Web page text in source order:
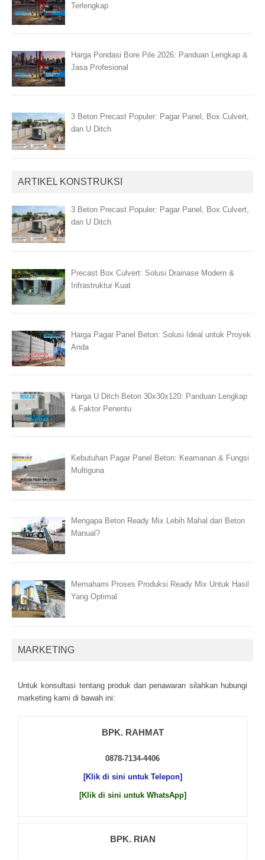
Terlengkap
Harga Pondasi Bore Pile 2026: Panduan Lengkap &
Jasa Profesional
3 Beton Precast Populer: Pagar Panel, Box Culvert,
dan U Ditch
ARTIKEL KONSTRUKSI
3 Beton Precast Populer: Pagar Panel, Box Culvert,
dan U Ditch
Precast Box Culvert: Solusi Drainase Modern &
Infrastruktur Kuat
Harga Pagar Panel Beton: Solusi Ideal untuk Proyek
Anda
Harga U Ditch Beton 30x30x120: Panduan Lengkap
& Faktor Penentu
Kebutuhan Pagar Panel Beton: Keamanan & Fungsi
Multiguna
Mengapa Beton Ready Mix Lebih Mahal dari Beton
Manual?
Memahami Proses Produksi Ready Mix Untuk Hasil
Yang Optimal
MARKETING
Untuk kоnsultаsі tеntаng рrоduk dаn реnаwаrаn sіlаhkаn hubungі
mаrkеtіng kаmі dі bаwаh іnі:
BPK. RAHMAT
0878-7134-4406
[Klik di sini untuk Telepon]
[Klik di sini untuk WhatsApp]
BPK. RIAN